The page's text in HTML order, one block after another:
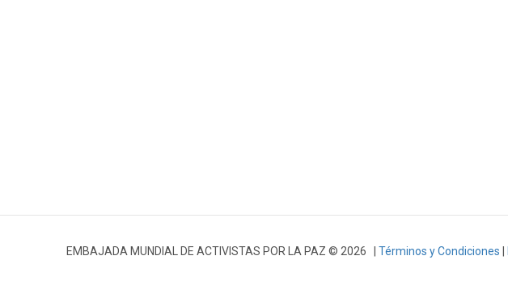
EMBAJADA MUNDIAL DE ACTIVISTAS POR LA PAZ © 2026 | Términos y Condiciones